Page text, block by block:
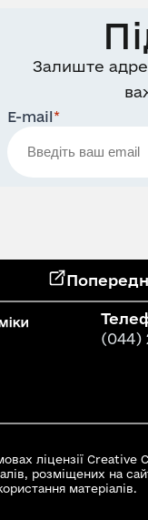
Залиште
E-mail*
(044)
ліцензії
розміщених на
матеріалів.